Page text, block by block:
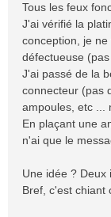
Tous les feux
J'ai vérifié la
conception, je
défectueuse
J'ai passé de la
connecteur (pas
ampoules, etc ...
En plaçant une
n'ai que le
Une idée ? Deux
Bref, c'est chiant